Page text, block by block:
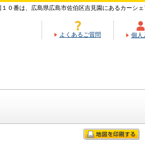
０番は、広島県広島市佐伯区吉見園にあるカーシェ
よくあるご質問 個人